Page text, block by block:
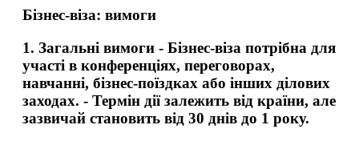
Бізнес-віза: вимоги
1. Загальні вимоги - Бізнес-віза потрібна для
участі в конференціях, переговорах,
навчанні, бізнес-поїздках або інших ділових
заходах. - Термін дії залежить від країни, але
зазвичай становить від 30 днів до 1 року.